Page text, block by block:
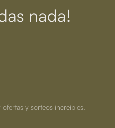
nada!
y sorteos increíbles.